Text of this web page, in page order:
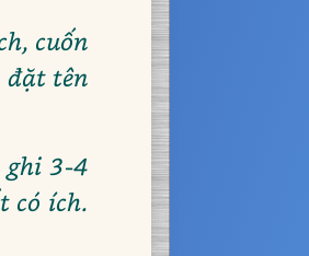
cuốn
đặt tên
3-4
có ích.